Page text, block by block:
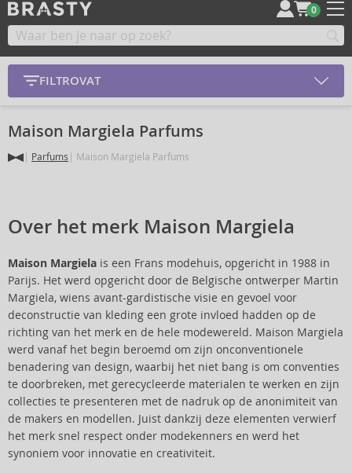
0
FILTROVAT
Maison Margiela Parfums
Parfums Maison Margiela Parfums
Over het merk Maison Margiela
Maison Margiela is een Frans modehuis, opgericht in 1988 in
Parijs. Het werd opgericht door de Belgische ontwerper Martin
Margiela, wiens avant-gardistische visie en gevoel voor
deconstructie van kleding een grote invloed hadden op de
richting van het merk en de hele modewereld. Maison Margiela
werd vanaf het begin beroemd om zijn onconventionele
benadering van design, waarbij het niet bang is om conventies
te doorbreken, met gerecycleerde materialen te werken en zijn
collecties te presenteren met de nadruk op de anonimiteit van
de makers en modellen. Juist dankzij deze elementen verwierf
het merk snel respect onder modekenners en werd het
synoniem voor innovatie en creativiteit.